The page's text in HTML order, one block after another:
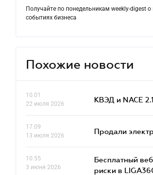
Получайте по понедельникам weekly-digest
событиях бизнеса
Похожие новости
10.01
22 июля 2026
КВЭД и NACE
17.09
13 июля 2026
Продали
10.55
3 июня 2026
Бесплатный
риски в